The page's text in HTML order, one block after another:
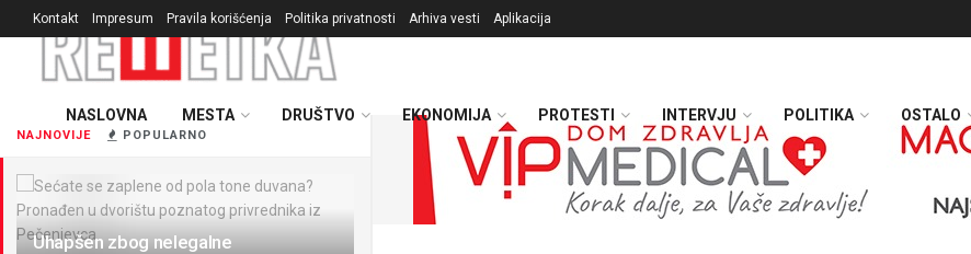
NAJNOVIJE POPULARNO
Uhapšen zbog nelegalne
Kontakt Impresum Pravila korišćenja Politika privatnosti Arhiva vesti Aplikacija
NASLOVNA MESTA DRUŠTVO EKONOMIJA PROTESTI INTERVJU POLITIKA OSTALO